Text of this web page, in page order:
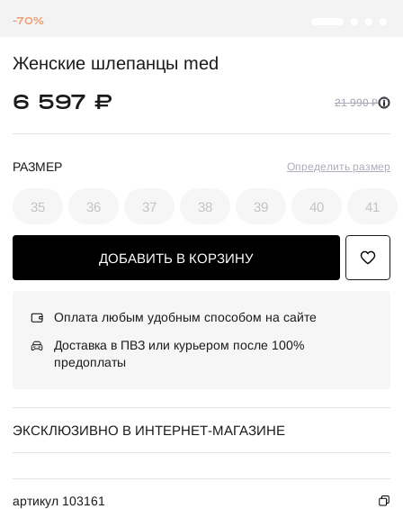
-70%
Женские шлепанцы med
6 597 ₽ 21 990 ₽
РАЗМЕР Определить размер
35 36 37 38 39 40 41
ДОБАВИТЬ В КОРЗИНУ
Оплата любым удобным способом на сайте
Доставка в ПВЗ или курьером после 100%
предоплаты
ЭКСКЛЮЗИВНО В ИНТЕРНЕТ-МАГАЗИНЕ
артикул 103161